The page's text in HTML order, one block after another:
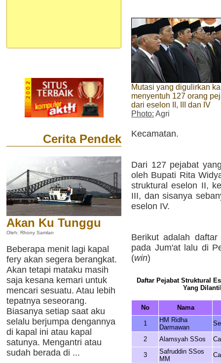
Cerita Pendek
Akan Ku Tunggu
Oleh: Rhony Samlan
Beberapa menit lagi kapal
fery akan segera berangkat.
Akan tetapi mataku masih
saja kesana kemari untuk
mencari sesuatu. Atau lebih
tepatnya seseorang.
Biasanya setiap saat aku
selalu berjumpa dengannya
di kapal ini atau kapal
satunya. Mengantri atau
sudah berada di ...
Mutasi yang digulirkan
menyentuh 127 orang
dari eselon II, III dan IV
Photo: Agri
Kecamatan.
Dari 127 pejabat
oleh Bupati Rita
struktural eselon II,
III, dan sisanya
eselon IV.
Berikut adalah
pada Jum'at lalu di
(win)
Daftar Pejabat Struktural
Yang
No Nama
1
HM Ridha
Darmawan
2 Alamsyah SSos
3
Safruddin SSos
MM